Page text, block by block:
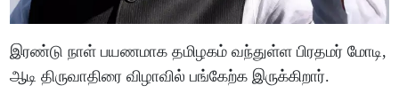
இரண்டு நாள் பயணமாக தமிழகம் வந்துள்ள பிரதமர் மோடி,
ஆடி திருவாதிரை விழாவில் பங்கேற்க இருக்கிறார்.